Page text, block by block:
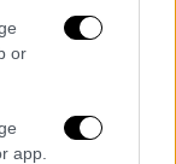
or
app.